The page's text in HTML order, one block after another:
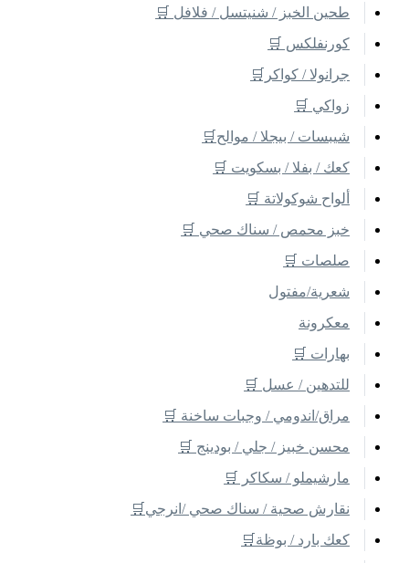
طحين الخبز / شنيتسل / فلافل 🛒
كورنفلكس 🛒
جرانولا / كواكر🛒
زواكي 🛒
شيبسات / بيجلا / موالح🛒
كعك / بفلا / بسكويت 🛒
ألواح شوكولاتة 🛒
خبز محمص / سناك صحي 🛒
صلصات 🛒
شعرية/مفتول
معكرونة
بهارات 🛒
للتدهين / عسل 🛒
مراق/اندومي / وجبات ساخنة 🛒
محسن خبيز / جلي / بودينج 🛒
مارشيملو / سكاكر 🛒
نقارش صحية / سناك صحي /انرجي🛒
كعك بارد / بوظة🛒